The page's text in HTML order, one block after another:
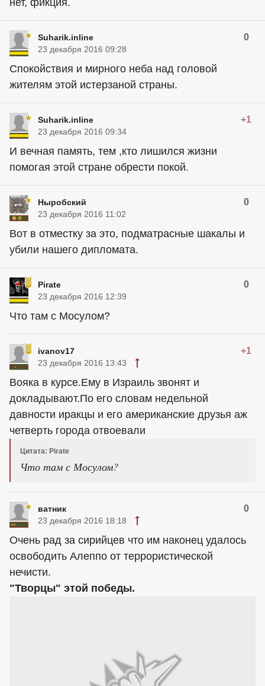
нет, фикция.
Suharik.inline 0
23 декабря 2016 09:28
Спокойствия и мирного неба над головой
жителям этой истерзаной страны.
Suharik.inline +1
23 декабря 2016 09:34
И вечная память, тем ,кто лишился жизни
помогая этой стране обрести покой.
Ныробский 0
23 декабря 2016 11:02
Вот в отместку за это, подматрасные шакалы и
убили нашего дипломата.
Pirate 0
23 декабря 2016 12:39
Что там с Мосулом?
ivanov17 +1
23 декабря 2016 13:43
Вояка в курсе.Ему в Израиль звонят и
докладывают.По его словам недельной
давности иракцы и его американские друзья аж
четверть города отвоевали
Цитата: Pirate
Что там с Мосулом?
ватник 0
23 декабря 2016 18:18
Очень рад за сирийцев что им наконец удалось
освободить Алеппо от террористической
нечисти.
"Творцы" этой победы.